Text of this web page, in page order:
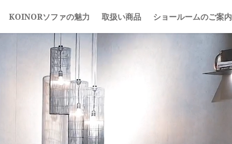
KOINORソファの魅力 取扱い商品 ショールームのご案内